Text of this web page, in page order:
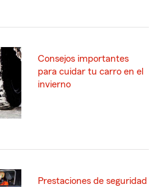
Consejos importantes
para cuidar tu carro en el
invierno
Prestaciones de seguridad